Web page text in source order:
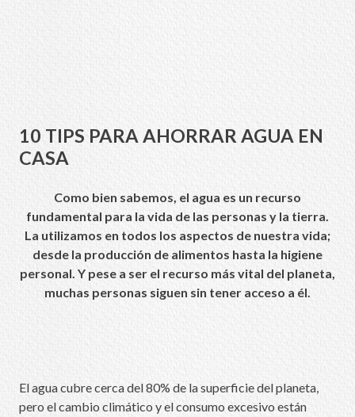
10 TIPS PARA AHORRAR AGUA EN
CASA
Como bien sabemos, el agua es un recurso
fundamental para la vida de las personas y la tierra.
La utilizamos en todos los aspectos de nuestra vida;
desde la producción de alimentos hasta la higiene
personal. Y pese a ser el recurso más vital del planeta,
muchas personas siguen sin tener acceso a él.
El agua cubre cerca del 80% de la superficie del planeta,
pero el cambio climático y el consumo excesivo están